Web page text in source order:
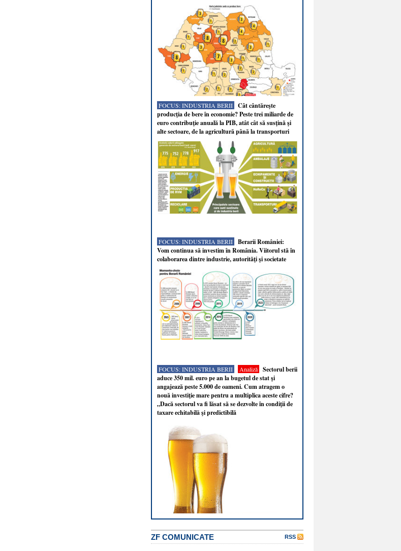
FOCUS: INDUSTRIA BERII
Cât cântăreşte
producţia de bere în economie? Peste trei miliarde de
euro contribuţie anuală la PIB, atât cât să susţină şi
alte sectoare, de la agricultură până la transporturi
FOCUS: INDUSTRIA BERII
Berarii României:
Vom continua să investim în România. Viitorul stă în
colaborarea dintre industrie, autorităţi şi societate
FOCUS: INDUSTRIA BERII Analiză
Sectorul berii
aduce 350 mil. euro pe an la bugetul de stat şi
angajează peste 5.000 de oameni. Cum atragem o
nouă investiţie mare pentru a multiplica aceste cifre?
„Dacă sectorul va fi lăsat să se dezvolte în condiţii de
taxare echitabilă şi predictibilă
ZF COMUNICATE RSS